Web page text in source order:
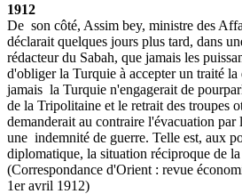
1912
De son côté, Assim bey, ministre des
déclarait quelques jours plus tard, dans
rédacteur du Sabah, que jamais les
d'obliger la Turquie à accepter un traité la
jamais la Turquie n'engagerait de
de la Tripolitaine et le retrait des troupes
demanderait au contraire l'évacuation par
une indemnité de guerre. Telle est, aux
diplomatique, la situation réciproque de
(Correspondance d'Orient : revue
1er avril 1912)